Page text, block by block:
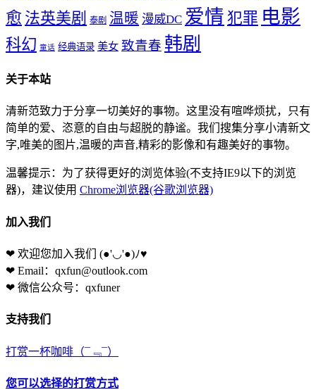
愈 法英美剧 泰剧 温暖 漫威DC 爱情 犯罪 电影
科幻 童话 经典语录 美女 致青春 韩剧
关于本站
清新范致力于分享一切美好的事物。这里没有喧哗烦扰，只有
简单的爱、恣意的自由与超脱的静谧。我们搜集分享小清新文
字,唯美的图片,温暖的声音,精彩的影像和有趣美好的事物。
温馨提示：为了获得更好的浏览体验(不支持IE9以下的浏览
器)，建议使用 Chrome浏览器(谷歌浏览器)
加入我们
❤ 欢迎您加入我们 (●'◡'●)ﾉ♥
❤ Email：qxfun@outlook.com
❤ 微信公众号：qxfuner
支持我们
打赏一杯咖啡 （¯﹃¯）
您可以选择的打赏方式